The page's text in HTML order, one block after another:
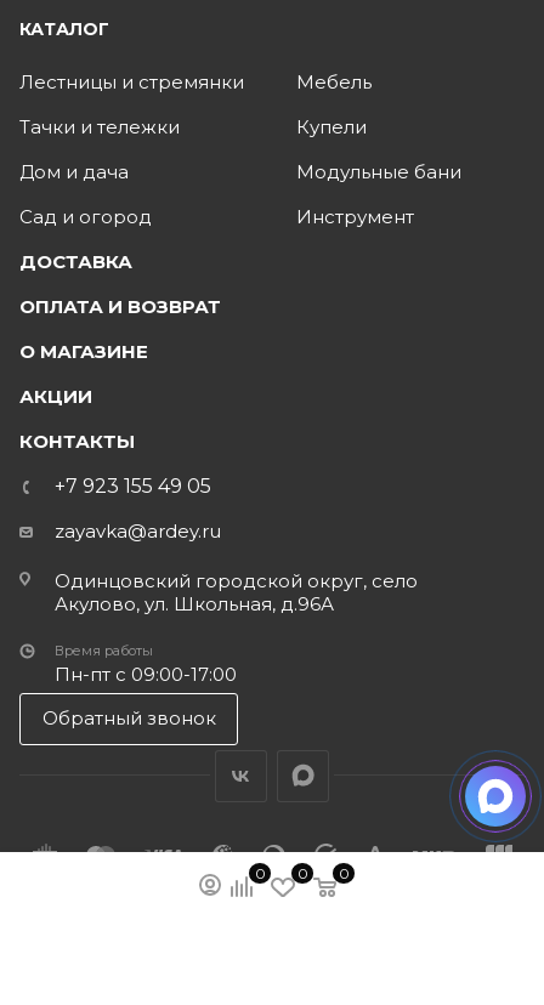
0 0 0
КАТАЛОГ
Лестницы и стремянки
Тачки и тележки
Дом и дача
Сад и огород
Мебель
Купели
Модульные бани
Инструмент
ДОСТАВКА
ОПЛАТА И ВОЗВРАТ
О МАГАЗИНЕ
АКЦИИ
КОНТАКТЫ
+7 923 155 49 05
zayavka@ardey.ru
Одинцовский городской округ, село
Акулово, ул. Школьная, д.96А
Время работы
Пн-пт с 09:00-17:00
Обратный звонок